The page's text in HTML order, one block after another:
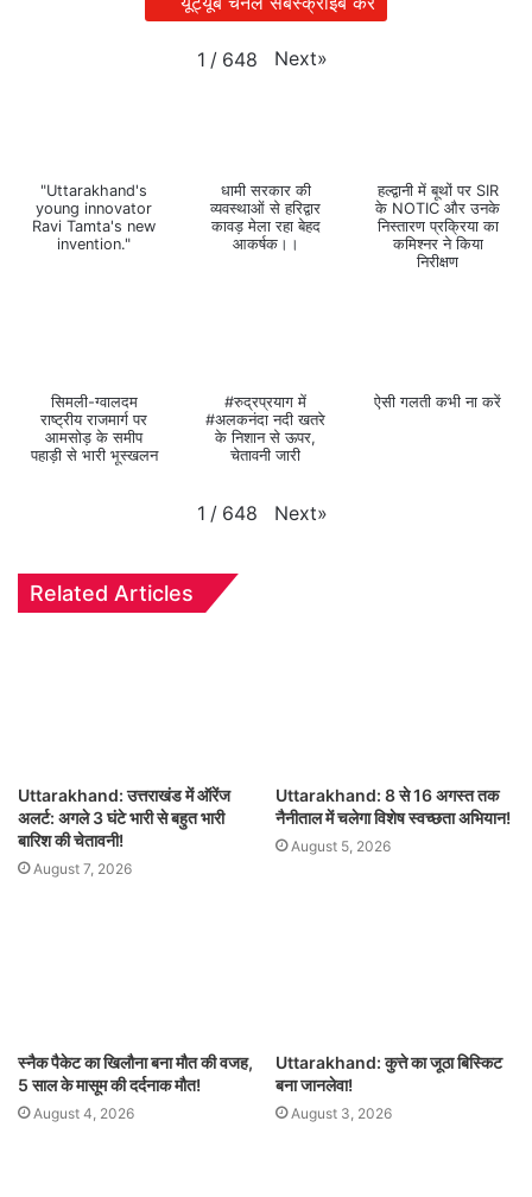
1 / 648 Next»
"Uttarakhand's
young innovator
Ravi Tamta's new
invention."
धामी सरकार की
व्यवस्थाओं से हरिद्वार
कावड़ मेला रहा बेहद
आकर्षक।।
हल्द्वानी में बूथों पर SIR
के NOTIC और उनके
निस्तारण प्रक्रिया का
कमिश्नर ने किया
निरीक्षण
सिमली-ग्वालदम
राष्ट्रीय राजमार्ग पर
आमसोड़ के समीप
पहाड़ी से भारी भूस्खलन
#रुद्रप्रयाग में
#अलकनंदा नदी खतरे
के निशान से ऊपर,
चेतावनी जारी
ऐसी गलती कभी ना करें
1 / 648 Next»
Related Articles
Uttarakhand: उत्तराखंड में ऑरेंज
अलर्ट: अगले 3 घंटे भारी से बहुत भारी
बारिश की चेतावनी!
August 7, 2026
Uttarakhand: 8 से 16 अगस्त तक
नैनीताल में चलेगा विशेष स्वच्छता अभियान!
August 5, 2026
स्नैक पैकेट का खिलौना बना मौत की वजह,
5 साल के मासूम की दर्दनाक मौत!
August 4, 2026
Uttarakhand: कुत्ते का जूठा बिस्किट
बना जानलेवा!
August 3, 2026